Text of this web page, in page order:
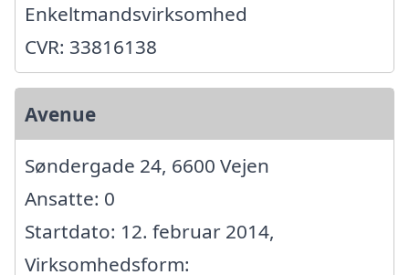
Enkeltmandsvirksomhed
CVR: 33816138
Avenue
Søndergade 24, 6600 Vejen
Ansatte: 0
Startdato: 12. februar 2014,
Virksomhedsform: